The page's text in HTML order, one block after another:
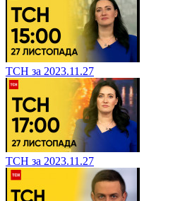
ТСН за 2023.11.27
ТСН за 2023.11.27